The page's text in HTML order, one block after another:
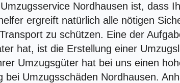
Nordhausen ist, dass
ergreift natürlich alle nötigen
zu schützen. Eine der
hat, ist die Erstellung einer
Umzugsgüter hat bei uns einen
bei Umzugsschäden Nordhausen.